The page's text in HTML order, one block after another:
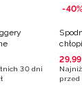
30 dni
-40%
29,99
przed